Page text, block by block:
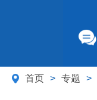
首页 > 专题 >